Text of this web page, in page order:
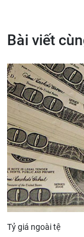
Bài viết
Tỷ giá ngoài tệ